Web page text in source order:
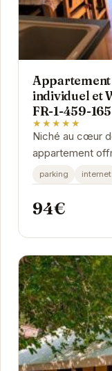
individuel et
FR-1-459-165
★★★★★
Niché au cœur
appartement
vacances
imprenable sur
parking internet
94€